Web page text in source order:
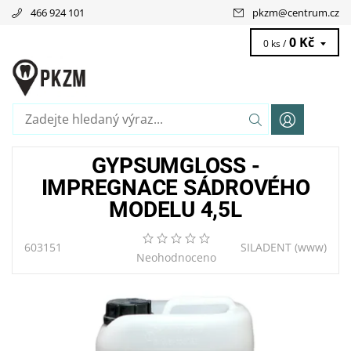
466 924 101 pkzm@centrum.cz
0 ks / 0 Kč
GYPSUMGLOSS -
IMPREGNACE SÁDROVÉHO
MODELU 4,5L
603151
Neohodnoceno
SILADENT (www)